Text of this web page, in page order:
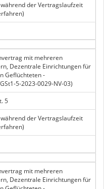
der Vertragslaufzeit
mit mehreren
Dezentrale Einrichtungen für
Geflüchteten -
5-2023-0029-NV-03)
5
der Vertragslaufzeit
mit mehreren
Dezentrale Einrichtungen für